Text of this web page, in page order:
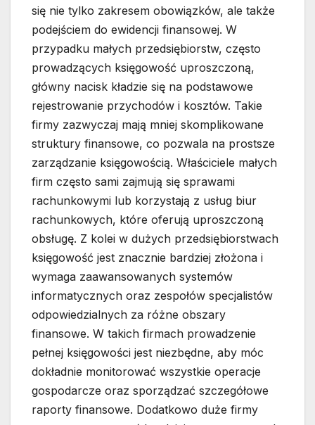
się nie tylko zakresem obowiązków, ale także
podejściem do ewidencji finansowej. W
przypadku małych przedsiębiorstw, często
prowadzących księgowość uproszczoną,
główny nacisk kładzie się na podstawowe
rejestrowanie przychodów i kosztów. Takie
firmy zazwyczaj mają mniej skomplikowane
struktury finansowe, co pozwala na prostsze
zarządzanie księgowością. Właściciele małych
firm często sami zajmują się sprawami
rachunkowymi lub korzystają z usług biur
rachunkowych, które oferują uproszczoną
obsługę. Z kolei w dużych przedsiębiorstwach
księgowość jest znacznie bardziej złożona i
wymaga zaawansowanych systemów
informatycznych oraz zespołów specjalistów
odpowiedzialnych za różne obszary
finansowe. W takich firmach prowadzenie
pełnej księgowości jest niezbędne, aby móc
dokładnie monitorować wszystkie operacje
gospodarcze oraz sporządzać szczegółowe
raporty finansowe. Dodatkowo duże firmy